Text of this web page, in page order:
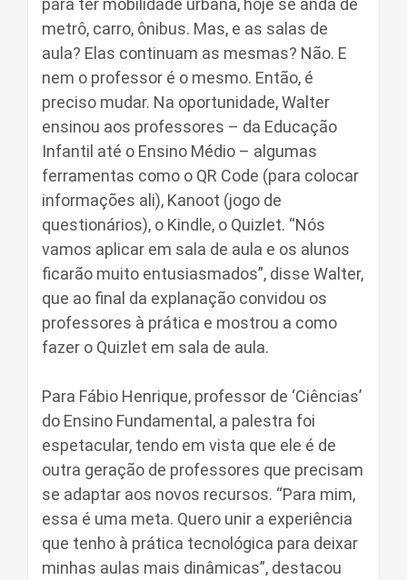
para ter mobilidade urbana, hoje se anda de
metrô, carro, ônibus. Mas, e as salas de
aula? Elas continuam as mesmas? Não. E
nem o professor é o mesmo. Então, é
preciso mudar. Na oportunidade, Walter
ensinou aos professores – da Educação
Infantil até o Ensino Médio – algumas
ferramentas como o QR Code (para colocar
informações ali), Kanoot (jogo de
questionários), o Kindle, o Quizlet. “Nós
vamos aplicar em sala de aula e os alunos
ficarão muito entusiasmados”, disse Walter,
que ao final da explanação convidou os
professores à prática e mostrou a como
fazer o Quizlet em sala de aula.
Para Fábio Henrique, professor de ‘Ciências’
do Ensino Fundamental, a palestra foi
espetacular, tendo em vista que ele é de
outra geração de professores que precisam
se adaptar aos novos recursos. “Para mim,
essa é uma meta. Quero unir a experiência
que tenho à prática tecnológica para deixar
minhas aulas mais dinâmicas”, destacou